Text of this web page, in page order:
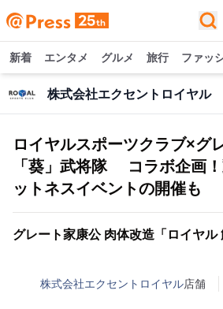
新着 エンタメ グルメ 旅行 ファッ
株式会社エクセントロイヤル
ロイヤルスポーツクラブ×グ
「葵」武将隊 コラボ企画
ットネスイベントの開催も
グレート家康公 肉体改造「ロイヤル
株式会社エクセントロイヤル店舗